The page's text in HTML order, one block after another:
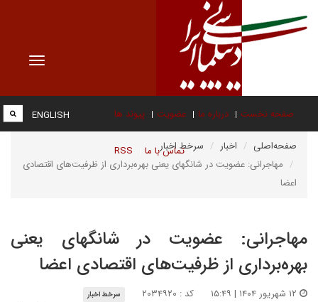
Toggle
صفحه نخست درباره ما عضویت پیوند ها
تماس با ما RSS
ENGLISH
صفحه‌اصلی اخبار
سرخط اخبار
مهاجرانی: عضویت در شانگهای یعنی بهره‌برداری از ظرفیت‌های اقتصادی
اعضا
مهاجرانی: عضویت در شانگهای یعنی
بهره‌برداری از ظرفیت‌های اقتصادی اعضا
کد : ۲۰۳۴۹۲۰ سرخط اخبار